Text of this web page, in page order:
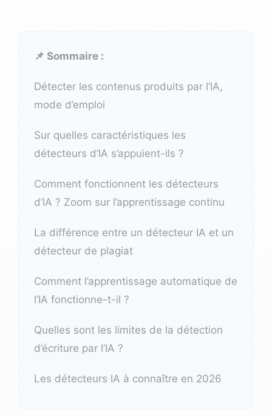
📌 Sommaire :
Détecter les contenus produits par l’IA,
mode d’emploi
Sur quelles caractéristiques les
détecteurs d’IA s’appuient-ils ?
Comment fonctionnent les détecteurs
d’IA ? Zoom sur l’apprentissage continu
La différence entre un détecteur IA et un
détecteur de plagiat
Comment l’apprentissage automatique de
l’IA fonctionne-t-il ?
Quelles sont les limites de la détection
d’écriture par l’IA ?
Les détecteurs IA à connaître en 2026